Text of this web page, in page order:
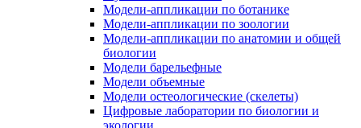
Модели-аппликации по ботанике
Модели-аппликации по зоологии
Модели-аппликации по анатомии и общей
биологии
Модели барельефные
Модели объемные
Модели остеологические (скелеты)
Цифровые лаборатории по биологии и